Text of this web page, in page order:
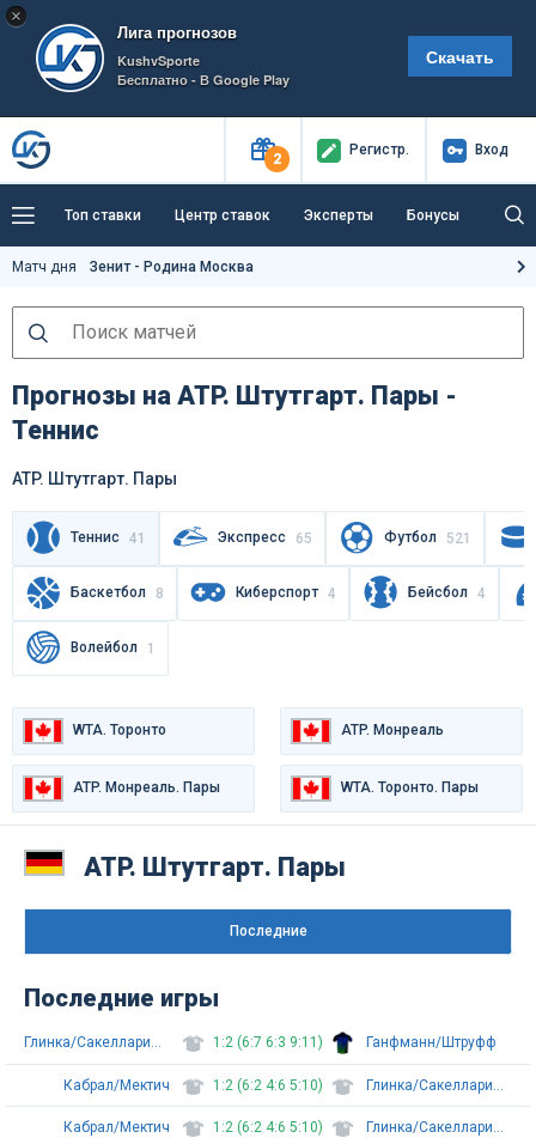
×
Лига прогнозов
KushvSporte
Бесплатно - В Google Play
Скачать
2
Регистр. Вход
Топ ставки Центр ставок Эксперты Бонусы
Тренды Букмекеры
Матч дня Зенит - Родина Москва
Прогнозы на ATP. Штутгарт. Пары -
Теннис
ATP. Штутгарт. Пары
Теннис 41 Экспресс 65 Футбол 521
Баскетбол 8 Киберспорт 4 Бейсбол 4
Волейбол 1
WTA. Торонто ATP. Монреаль
ATP. Монреаль. Пары WTA. Торонто. Пары
ATP. Штутгарт. Пары
Последниe
Последние игры
Глинка/Сакелларидис 1:2 (6:7 6:3 9:11) Ганфманн/Штруфф
Кабрал/Мектич 1:2 (6:2 4:6 5:10) Глинка/Сакелларидис
Кабрал/Мектич 1:2 (6:2 4:6 5:10) Глинка/Сакелларидис